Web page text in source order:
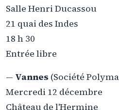
Salle Henri Ducassou
21 quai des Indes
18 h 30
Entrée libre
— Vannes (Société
Mercredi 12 décembre
Château de l'Hermine